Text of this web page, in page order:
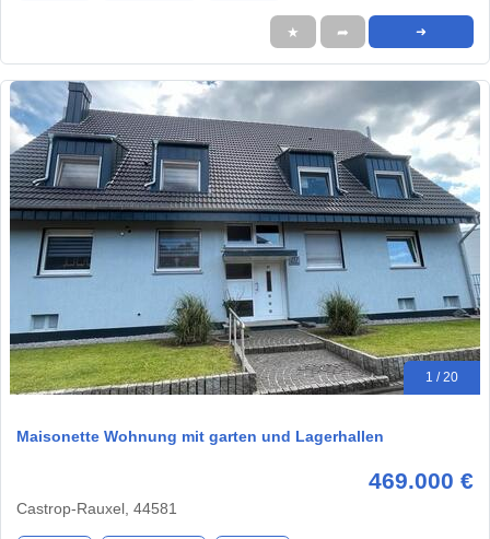
★ ➦ ➜
1 / 20
Maisonette Wohnung mit garten und Lagerhallen
469.000 €
Castrop-Rauxel, 44581